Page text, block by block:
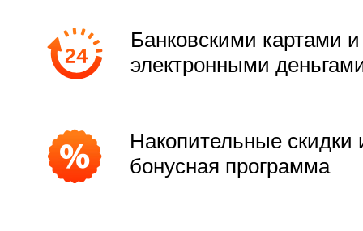
Банковскими картами и
электронными
Накопительные скидки
бонусная программа